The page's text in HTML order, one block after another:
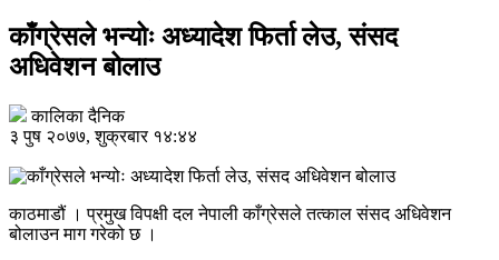
काँग्रेसले भन्योः अध्यादेश फिर्ता लेउ, संसद
अधिवेशन बोलाउ
कालिका दैनिक
३ पुष २०७७, शुक्रबार १४:४४
काठमाडौं । प्रमुख विपक्षी दल नेपाली काँग्रेसले तत्काल संसद अधिवेशन
बोलाउन माग गरेको छ ।